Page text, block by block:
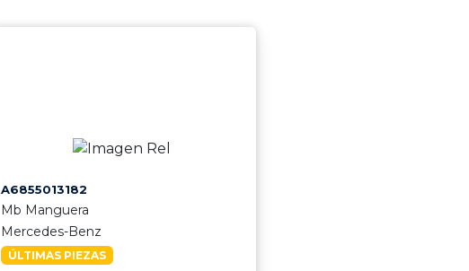
A6855013182
Mb Manguera
Mercedes-Benz
ÚLTIMAS PIEZAS